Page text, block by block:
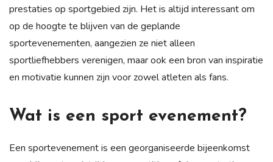
prestaties op sportgebied zijn. Het is altijd interessant om
op de hoogte te blijven van de geplande
sportevenementen, aangezien ze niet alleen
sportliefhebbers verenigen, maar ook een bron van inspiratie
en motivatie kunnen zijn voor zowel atleten als fans.
Wat is een sport evenement?
Een sportevenement is een georganiseerde bijeenkomst